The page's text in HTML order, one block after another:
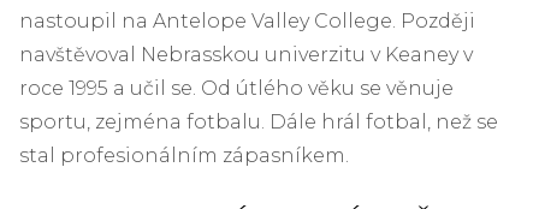
nastoupil na Antelope Valley College. Později
navštěvoval Nebrasskou univerzitu v Keaney v
roce 1995 a učil se. Od útlého věku se věnuje
sportu, zejména fotbalu. Dále hrál fotbal, než se
stal profesionálním zápasníkem.